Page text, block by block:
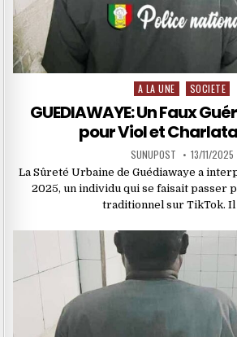
Posted
in
A LA UNE SOCIETE
GUEDIAWAYE: Un Faux
pour Viol et
SUNUPOST 13/11/2025
La Sûreté Urbaine de Guédiawaye a
2025, un individu qui se faisait passer
traditionnel sur TikTok. Il